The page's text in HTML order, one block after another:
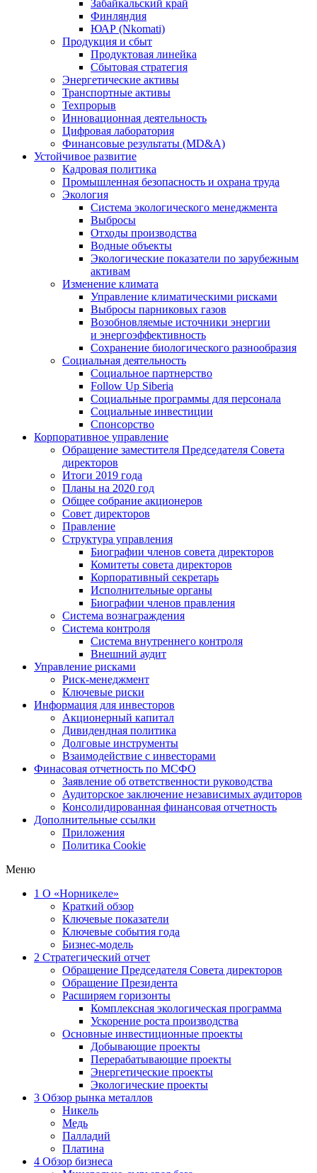
Забайкальский край
Финляндия
ЮАР (Nkomati)
Продукция и сбыт
Продуктовая линейка
Сбытовая стратегия
Энергетические активы
Транспортные активы
Техпрорыв
Инновационная деятельность
Цифровая лаборатория
Финансовые результаты (MD&A)
Устойчивое развитие
Кадровая политика
Промышленная безопасность и охрана труда
Экология
Система экологического менеджмента
Выбросы
Отходы производства
Водные объекты
Экологические показатели по зарубежным
активам
Изменение климата
Управление климатическими рисками
Выбросы парниковых газов
Возобновляемые источники энергии
и энергоэффективность
Сохранение биологического разнообразия
Социальная деятельность
Социальное партнерство
Follow Up Siberia
Социальные программы для персонала
Социальные инвестиции
Спонсорство
Корпоративное управление
Обращение заместителя Председателя Совета
директоров
Итоги 2019 года
Планы на 2020 год
Общее собрание акционеров
Совет директоров
Правление
Структура управления
Биографии членов совета директоров
Комитеты совета директоров
Корпоративный секретарь
Исполнительные органы
Биографии членов правления
Система вознаграждения
Система контроля
Система внутреннего контроля
Внешний аудит
Управление рисками
Риск-менеджмент
Ключевые риски
Информация для инвесторов
Акционерный капитал
Дивидендная политика
Долговые инструменты
Взаимодействие с инвеcторами
Финасовая отчетность по МСФО
Заявление об ответственности руководства
Аудиторское заключение независимых аудиторов
Консолидированная финансовая отчетность
Дополнительные ссылки
Приложения
Политика Cookie
Меню
1 О «Норникеле»
Краткий обзор
Ключевые показатели
Ключевые события года
Бизнес-модель
2 Стратегический отчет
Обращение Председателя Совета директоров
Обращение Президента
Расширяем горизонты
Комплексная экологическая программа
Ускорение роста производства
Основные инвестиционные проекты
Добывающие проекты
Перерабатывающие проекты
Энергетические проекты
Экологические проекты
3 Обзор рынка металлов
Никель
Медь
Палладий
Платина
4 Обзор бизнеса